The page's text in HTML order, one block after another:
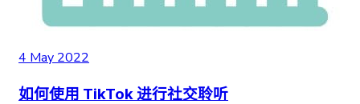
4 May 2022
如何使用 TikTok 进行社交聆听